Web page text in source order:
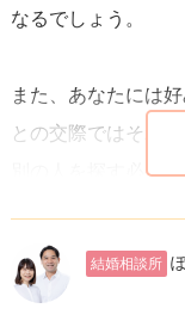
上で重要なことで
最後に、自分自身
一人の時間を
の選択肢です。自
健全な関係を築く
なるでしょう。
また、あなたには
との交際ではそれ
別の人を探す必要
良い部分にしっか
を大切にした方が
結婚相談所